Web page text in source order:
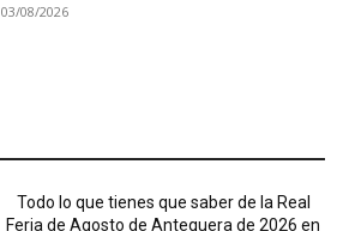
03/08/2026
Todo lo que tienes que saber de la Real
Feria de Agosto de Antequera de 2026 en